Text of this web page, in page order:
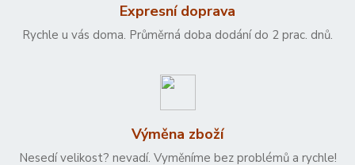
Expresní doprava
Rychle u vás doma. Průměrná doba dodání do 2 prac. dnů.
Výměna zboží
Nesedí velikost? nevadí. Vyměníme bez problémů a rychle!